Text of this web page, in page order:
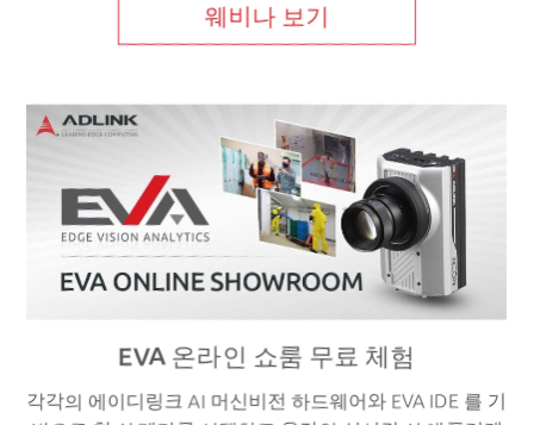
웨비나 보기
EVA 온라인 쇼룸 무료 체험
각각의 에이디링크 AI 머신비전 하드웨어와 EVA IDE 를 기